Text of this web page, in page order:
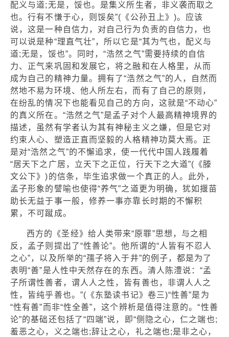
配义与道;无是，馁也。是集义所生者，非义袭而取之
也。行有不慊于心，则馁矣”(《公孙丑上》)。应该
说，这是一种自信力，对自己行为负责的自信力，也
可以说是种“理直气壮”，所以它是“其为气也，配义与
道;无是，馁也”。同时，“浩然之气”需要持续的自信
力、正气来巩固和发展它，将之融和在人格里，从而
成为自己的精神力量。拥有了“浩然之气”的人，自然而
然地不易为环境、他人所左右，而有了自己的原则，
在纷乱的情况下也能看见自己的方向，这就是“不动心”
的真义所在。“浩然之气”是孟子对个人最高精神境界的
描述，虽然有学者认为其有神秘主义之嫌，但是它对
约束人心、塑造正直而坚毅的人格精神功莫大焉。正
是对“浩然之气”的不懈追求，使一代代中国人践履着
“居天下之广居，立天下之正位，行天下之大道”(《滕
文公下》)的信条，毕生追求做一个真正的人。此外，
孟子形象的譬喻也使得“养气”之道更为明确，犹如揠苗
助长无益于事一般，修养一事亦靠长时期的不懈积
累，不可蹴成。
西方的《圣经》给人类带来“原罪”思想，与之相
反，孟子则提出了“性善论”。他所谓的“人皆有不忍人
之心”，以及所举的“孺子将入于井”的例子，都是为了
表明“善”是人性中天然存在的东西。清人陈澧说：“孟
子所谓性善者，谓人人之性，皆有善也，非谓人人之
性，皆纯乎善也。”(《东塾读书记》卷三)“性善”是为
“性有善”而非“性全善”，这个辨析是值得注意的。“性善
论”的基础还包括了“四端”说，即“侧隐之心，仁之端也;
羞恶之心，义之端也;辞让之心，礼之端也;是非之心，